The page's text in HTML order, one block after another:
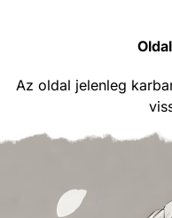
Az oldal jelenleg